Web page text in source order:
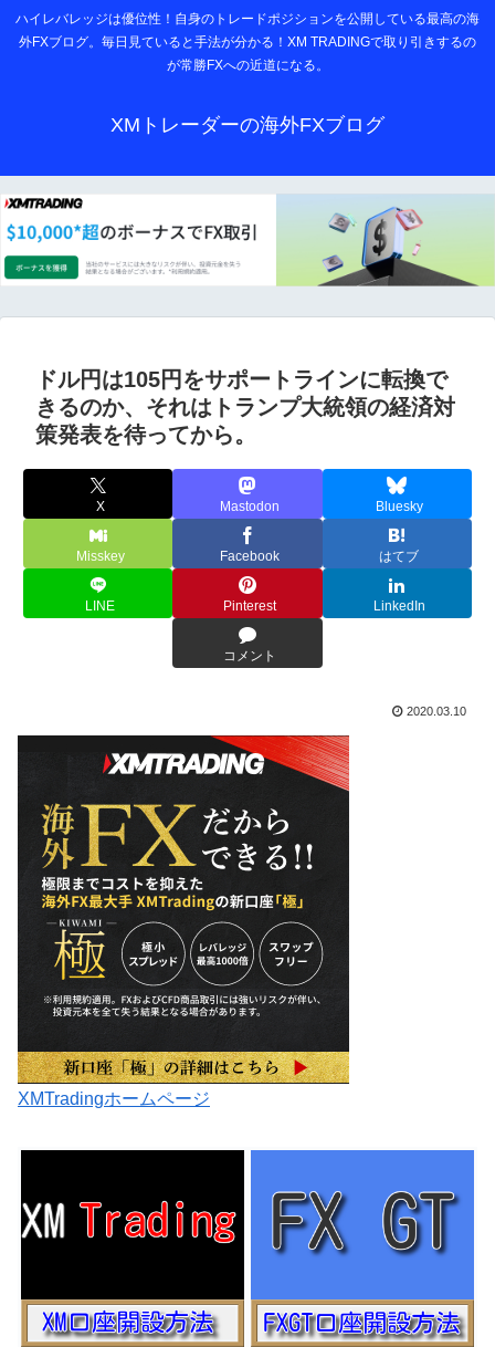
ハイレバレッジは優位性！自身のトレードポジションを公開している最高の海
外FXブログ。毎日見ていると手法が分かる！XM TRADINGで取り引きするの
が常勝FXへの近道になる。
XMトレーダーの海外FXブログ
ドル円は105円をサポートラインに転換で
きるのか、それはトランプ大統領の経済対
策発表を待ってから。
X Mastodon Bluesky
Misskey Facebook はてブ
LINE Pinterest LinkedIn
コメント
2020.03.10
XMTradingホームページ